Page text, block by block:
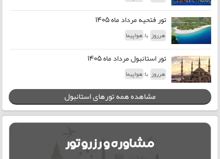
تور فتحیه مرداد ماه 1405
هرروز با:هواپیما
تور استانبول مرداد ماه 1405
هرروز با:هواپیما
مشاهده همه تورهای استانبول